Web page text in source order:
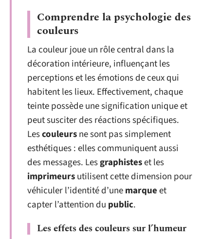
Comprendre la psychologie des
couleurs
La couleur joue un rôle central dans la
décoration intérieure, influençant les
perceptions et les émotions de ceux qui
habitent les lieux. Effectivement, chaque
teinte possède une signification unique et
peut susciter des réactions spécifiques.
Lescouleursne sont pas simplement
esthétiques : elles communiquent aussi
des messages. Lesgraphisteset les
imprimeursutilisent cette dimension pour
véhiculer l’identité d’unemarqueet
capter l’attention du public.
Les effets des couleurs sur l’humeur